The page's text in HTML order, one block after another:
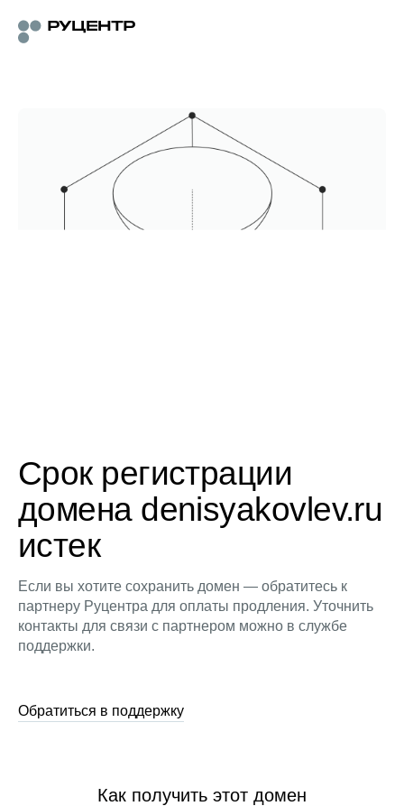
Срок регистрации
домена denisyakovlev.ru
истек
Если вы хотите сохранить домен — обратитесь к
партнеру Руцентра для оплаты продления. Уточнить
контакты для связи с партнером можно в службе
поддержки.
Обратиться в поддержку
Как получить этот домен